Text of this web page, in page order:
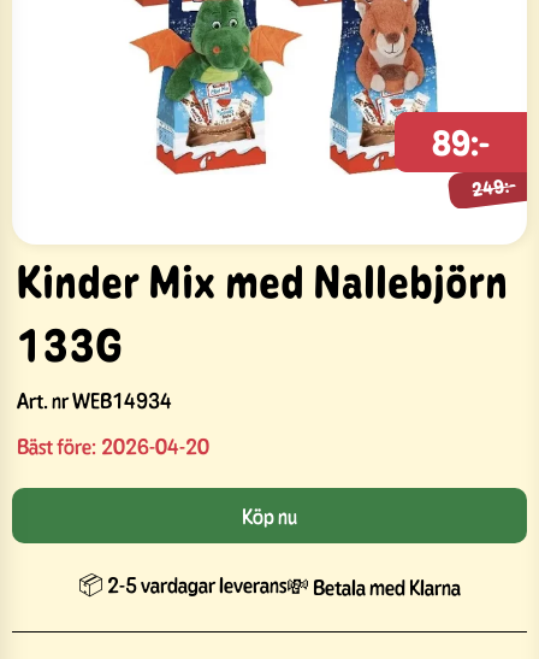
Kinder Mix med Nallebjörn
133G
Art. nrWEB14934
Bäst före: 2026-04-20
89:-
249:-
249:-
Köp nu
📦 2-5 vardagar leverans💸 Betala med Klarna